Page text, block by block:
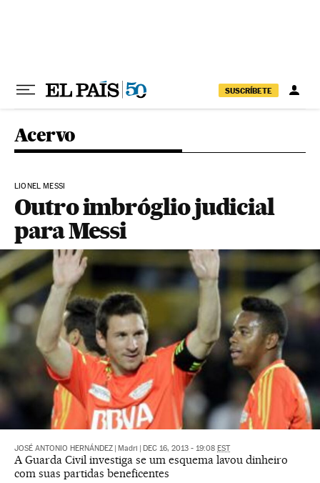
SUSCRÍBETE
Acervo
LIONEL MESSI
Outro imbróglio judicial
para Messi
JOSÉ ANTONIO HERNÁNDEZ Madri DEC 16, 2013 - 19:08 EST
A Guarda Civil investiga se um esquema lavou dinheiro
com suas partidas beneficentes